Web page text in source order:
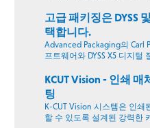
고급 패키징은 DYSS
택합니다.
Advanced Packaging의 Carl
프트웨어와 DYSS X5 디지털
KCUT Vision - 인쇄
팅
K-CUT Vision 시스템은 인
할 수 있도록 설계된 강력한